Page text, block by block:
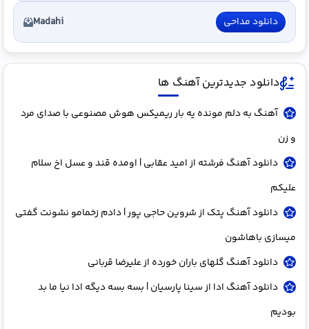
دانلود مداحی Madahi
دانلود جدیدترین آهنگ ها
آهنگ به دلم مونده یه بار ریمیکس هوش مصنوعی با صدای مرد
و زن
دانلود آهنگ فرشته از امید عقابی | اومده قند و عسل اخ سلام
علیکم
دانلود آهنگ پتک از شروین حاجی پور | دادم زخمامو نشونت گفتی
میسازی باهاشون
دانلود آهنگ گلهای باران خورده از علیرضا قربانی
دانلود آهنگ ادا از سینا پارسیان | بسه بسه دیگه ادا نیا ما بد
بودیم